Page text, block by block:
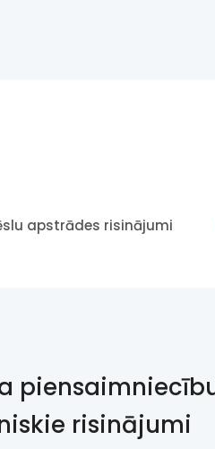
apstrādes risinājumi
risinājumi